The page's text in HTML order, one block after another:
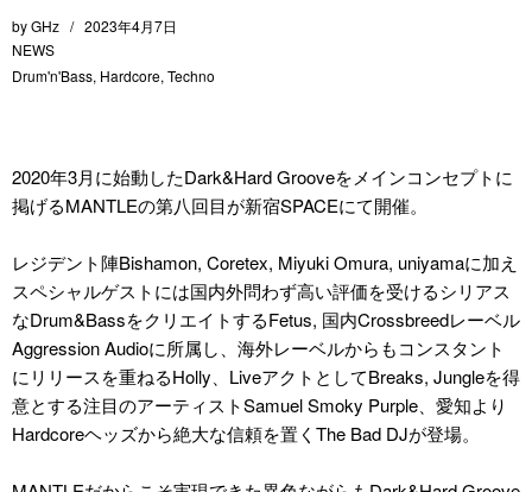
byGHz
2023年4月7日
NEWS
Drum'n'Bass, Hardcore, Techno
2020年3月に始動したDark&Hard Grooveをメインコンセプトに
掲げるMANTLEの第八回目が新宿SPACEにて開催。
レジデント陣Bishamon, Coretex, Miyuki Omura, uniyamaに加え
スペシャルゲストには国内外問わず高い評価を受けるシリアス
なDrum&BassをクリエイトするFetus, 国内Crossbreedレーベル
Aggression Audioに所属し、海外レーベルからもコンスタント
にリリースを重ねるHolly、LiveアクトとしてBreaks, Jungleを得
意とする注目のアーティストSamuel Smoky Purple、愛知より
Hardcoreヘッズから絶大な信頼を置くThe Bad DJが登場。